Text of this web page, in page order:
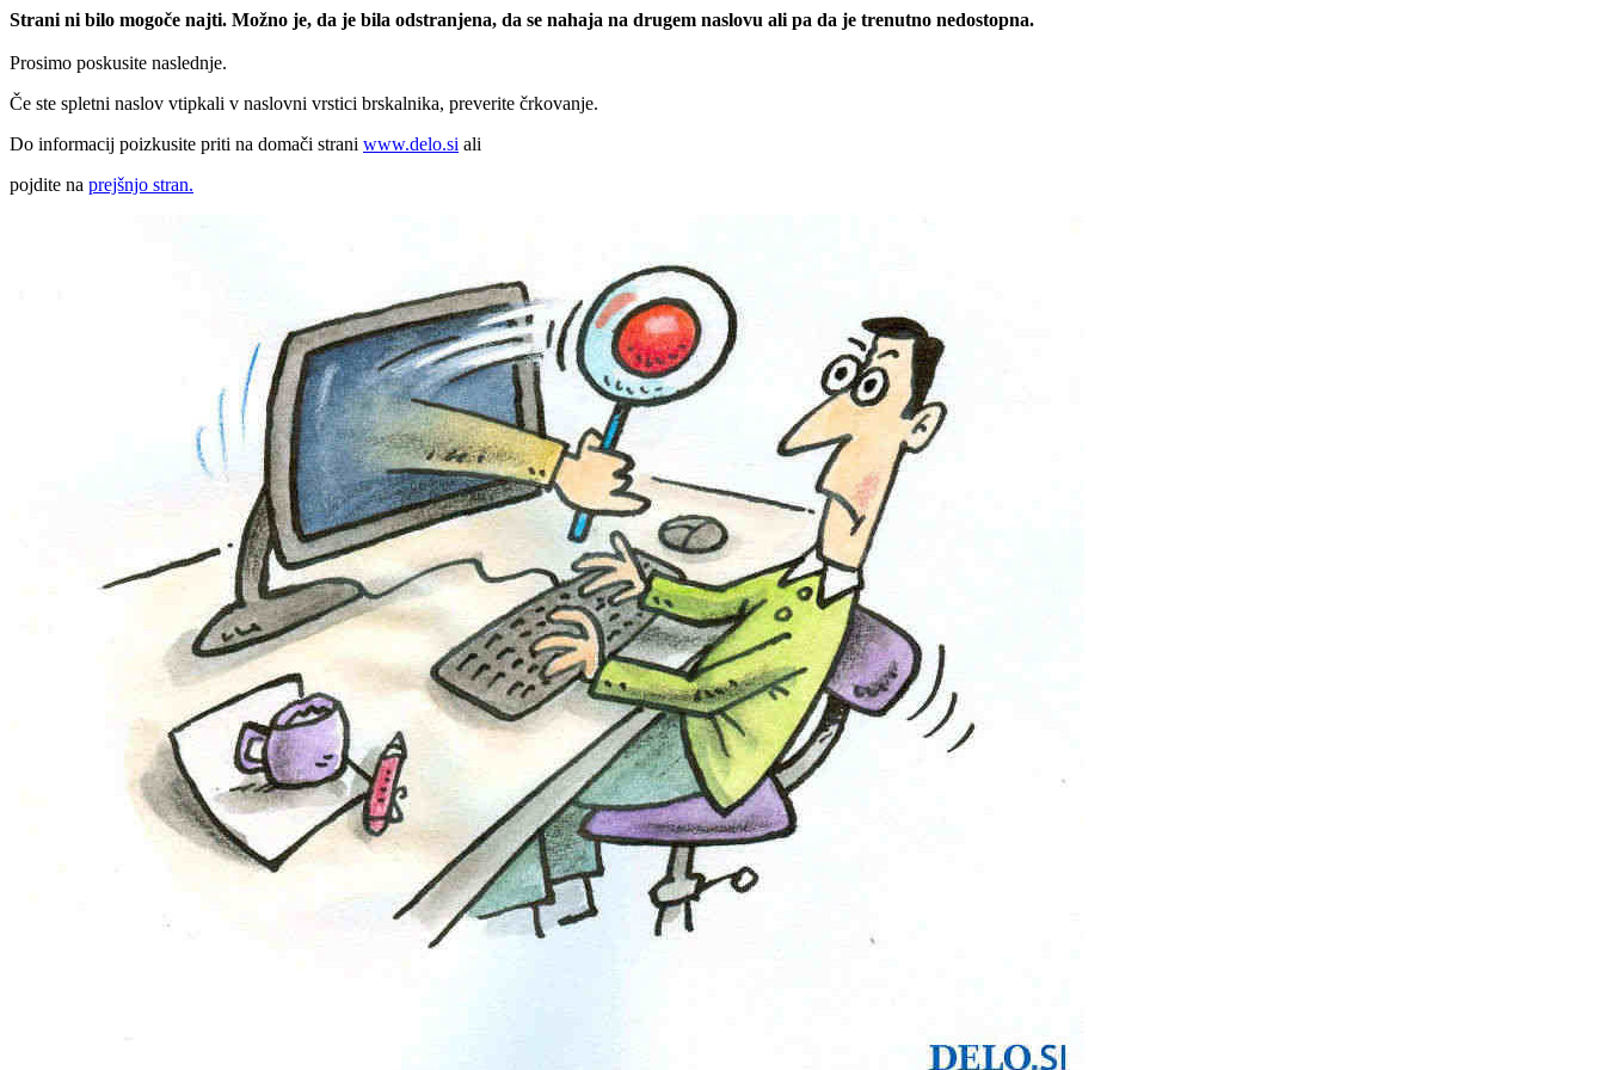
Strani ni bilo mogoče najti. Možno je, da je bila odstranjena, da se nahaja na drugem naslovu ali pa da je trenutno nedostopna.
Prosimo poskusite naslednje.
Če ste spletni naslov vtipkali v naslovni vrstici brskalnika, preverite črkovanje.
Do informacij poizkusite priti na domači strani www.delo.si ali
pojdite na prejšnjo stran.